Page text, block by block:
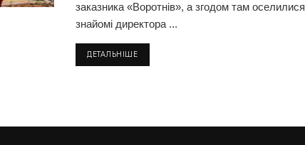
заказника «Воротнів», а згодом там оселилися
знайомі директора ...
ДЕТАЛЬНІШЕ